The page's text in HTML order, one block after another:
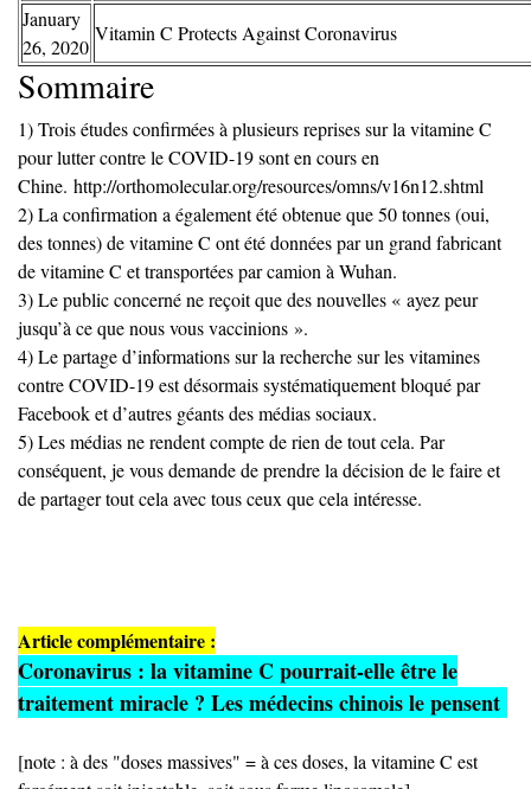
January
26, 2020
Vitamin C Protects Against Coronavirus
Sommaire
1) Trois études confirmées à plusieurs reprises sur la vitamine C
pour lutter contre le COVID-19 sont en cours en
Chine. http://orthomolecular.org/resources/omns/v16n12.shtml
2) La confirmation a également été obtenue que 50 tonnes (oui,
des tonnes) de vitamine C ont été données par un grand fabricant
de vitamine C et transportées par camion à Wuhan.
3) Le public concerné ne reçoit que des nouvelles « ayez peur
jusqu’à ce que nous vous vaccinions ».
4) Le partage d’informations sur la recherche sur les vitamines
contre COVID-19 est désormais systématiquement bloqué par
Facebook et d’autres géants des médias sociaux.
5) Les médias ne rendent compte de rien de tout cela. Par
conséquent, je vous demande de prendre la décision de le faire et
de partager tout cela avec tous ceux que cela intéresse.
Article complémentaire :
Coronavirus : la vitamine C pourrait-elle être le
traitement miracle ? Les médecins chinois le pensent
[note : à des "doses massives" = à ces doses, la vitamine C est